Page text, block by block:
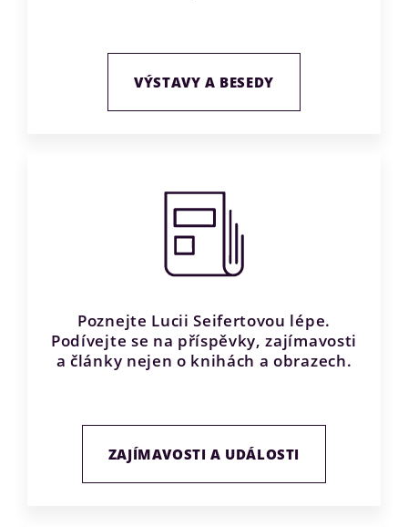
VÝSTAVY A BESEDY
Poznejte Lucii Seifertovou lépe.
Podívejte se na příspěvky, zajímavosti
a články nejen o knihách a obrazech.
ZAJÍMAVOSTI A UDÁLOSTI